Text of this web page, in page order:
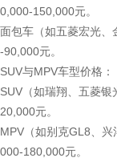
0,000-150,000元。
面包车（如五菱宏光
-90,000元。
SUV与MPV车型价格：
SUV（如瑞翔、五菱
20,000元。
MPV（如别克GL8、
000-180,000元。